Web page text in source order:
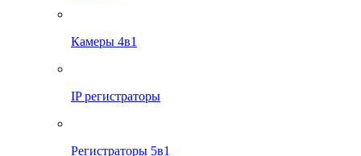
Камеры 4в1
IP регистраторы
Регистраторы 5в1